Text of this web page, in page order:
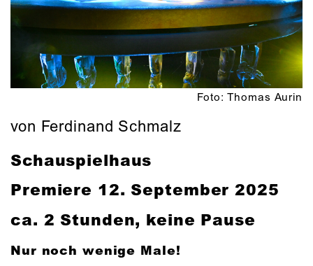
Foto: Thomas Aurin
von Ferdinand Schmalz
Schauspielhaus
Premiere 12. September 2025
ca. 2 Stunden, keine Pause
Nur noch wenige Male!